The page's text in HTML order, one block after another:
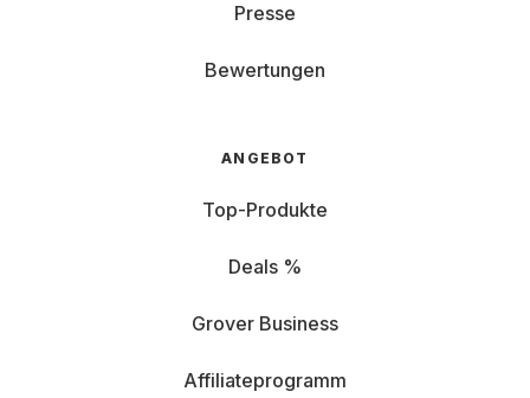
Presse
Bewertungen
ANGEBOT
Top-Produkte
Deals %
Grover Business
Affiliateprogramm